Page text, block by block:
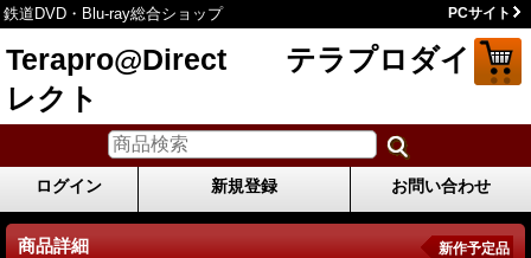
鉄道DVD・Blu-ray総合ショップ PCサイト
Terapro@Direct テラプロダイ
レクト
ログイン 新規登録 お問い合わせ
商品詳細 新作予定品